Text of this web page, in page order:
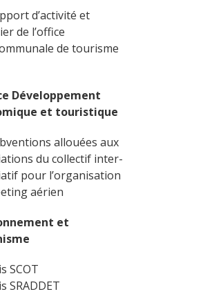
d’activité et
de l’office
de tourisme
Développement
et touristique
allouées aux
du collectif inter-
pour l’organisation
aérien
et
SCOT
SRADDET